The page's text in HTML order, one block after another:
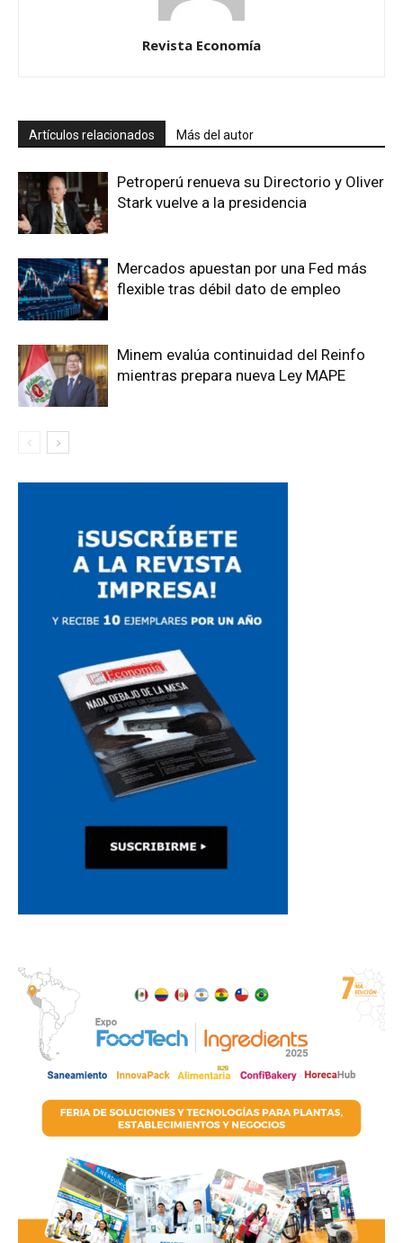
Revista Economía
Artículos relacionados Más del autor
Petroperú renueva su Directorio y Oliver
Stark vuelve a la presidencia
Mercados apuestan por una Fed más
flexible tras débil dato de empleo
Minem evalúa continuidad del Reinfo
mientras prepara nueva Ley MAPE